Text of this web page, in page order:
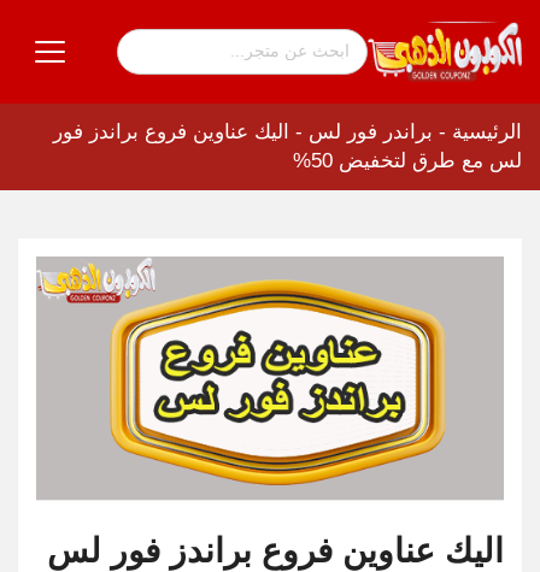
الرئيسية - براندر فور لس - اليك عناوين فروع براندز فور
لس مع طرق لتخفيض 50%
اليك عناوين فروع براندز فور لس